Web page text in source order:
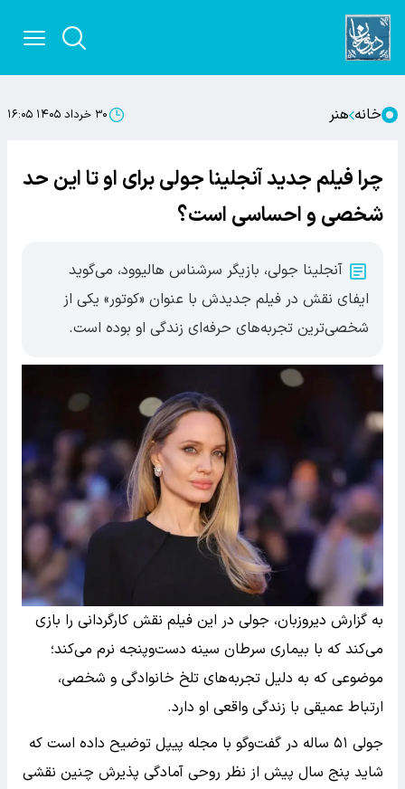
خانه هنر ۳۰ خرداد ۱۴۰۵ ۱۶:۰۵
چرا فیلم جدید آنجلینا جولی برای او تا این حد
شخصی و احساسی است؟
آنجلینا جولی، بازیگر سرشناس هالیوود، می‌گوید
ایفای نقش در فیلم جدیدش با عنوان «کوتور» یکی از
شخصی‌ترین تجربه‌های حرفه‌ای زندگی او بوده است.
به گزارش دیروزبان، جولی در این فیلم نقش کارگردانی را بازی
می‌کند که با بیماری سرطان سینه دست‌وپنجه نرم می‌کند؛
موضوعی که به دلیل تجربه‌های تلخ خانوادگی و شخصی،
ارتباط عمیقی با زندگی واقعی او دارد.
جولی ۵۱ ساله در گفت‌وگو با مجله پیپل توضیح داده است که
شاید پنج سال پیش از نظر روحی آمادگی پذیرش چنین نقشی